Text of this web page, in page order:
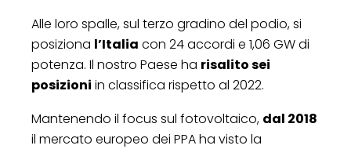
Alle loro spalle, sul terzo gradino del podio, si
posiziona l’Italia con 24 accordi e 1,06 GW di
potenza. Il nostro Paese ha risalito sei
posizioni in classifica rispetto al 2022.
Mantenendo il focus sul fotovoltaico, dal 2018
il mercato europeo dei PPA ha visto la